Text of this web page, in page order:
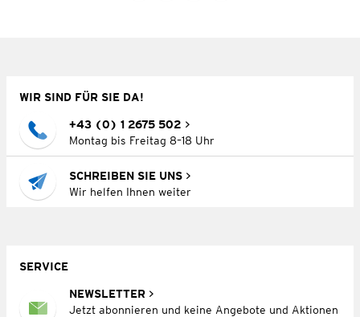
WIR SIND FÜR SIE DA!
+43 (0) 1 2675 502
Montag bis Freitag 8–18 Uhr
SCHREIBEN SIE UNS
Wir helfen Ihnen weiter
SERVICE
NEWSLETTER
Jetzt abonnieren und keine Angebote und Aktionen